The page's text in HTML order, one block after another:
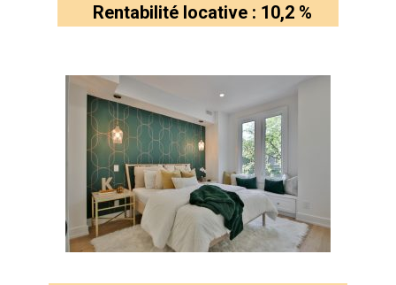
Rentabilité locative : 10,2 %